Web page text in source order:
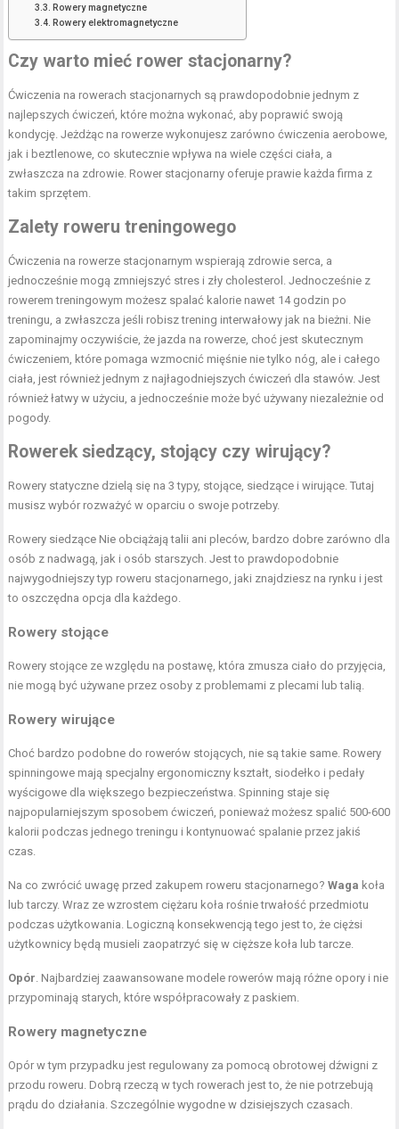
Rowery magnetyczne
Rowery elektromagnetyczne
Czy warto mieć rower stacjonarny?
Ćwiczenia na rowerach stacjonarnych są prawdopodobnie jednym z
najlepszych ćwiczeń, które można wykonać, aby poprawić swoją
kondycję. Jeżdżąc na rowerze wykonujesz zarówno ćwiczenia aerobowe,
jak i beztlenowe, co skutecznie wpływa na wiele części ciała, a
zwłaszcza na zdrowie. Rower stacjonarny oferuje prawie każda firma z
takim sprzętem.
Zalety roweru treningowego
Ćwiczenia na rowerze stacjonarnym wspierają zdrowie serca, a
jednocześnie mogą zmniejszyć stres i zły cholesterol. Jednocześnie z
rowerem treningowym możesz spalać kalorie nawet 14 godzin po
treningu, a zwłaszcza jeśli robisz trening interwałowy jak na bieżni. Nie
zapominajmy oczywiście, że jazda na rowerze, choć jest skutecznym
ćwiczeniem, które pomaga wzmocnić mięśnie nie tylko nóg, ale i całego
ciała, jest również jednym z najłagodniejszych ćwiczeń dla stawów. Jest
również łatwy w użyciu, a jednocześnie może być używany niezależnie od
pogody.
Rowereksiedzący,stojący czy wirujący?
Rowery statyczne dzielą się na 3 typy, stojące, siedzące i wirujące. Tutaj
musisz wybór rozważyć w oparciu o swoje potrzeby.
Rowery siedzące Nie obciążają talii ani pleców, bardzo dobre zarówno dla
osób z nadwagą, jak i osób starszych. Jest to prawdopodobnie
najwygodniejszy typ roweru stacjonarnego, jaki znajdziesz na rynku i jest
to oszczędna opcja dla każdego.
Rowery stojące
Rowery stojące ze względu na postawę, która zmusza ciało do przyjęcia,
nie mogą być używane przez osoby z problemami z plecami lub talią.
Rowery wirujące
Choć bardzo podobne do rowerów stojących, nie są takie same. Rowery
spinningowe mają specjalny ergonomiczny kształt, siodełko i pedały
wyścigowe dla większego bezpieczeństwa. Spinning staje się
najpopularniejszym sposobem ćwiczeń, ponieważ możesz spalić 500-600
kalorii podczas jednego treningu i kontynuować spalanie przez jakiś
czas.
Na co zwrócić uwagę przed zakupem roweru stacjonarnego?Waga koła
lub tarczy. Wraz ze wzrostem ciężaru koła rośnie trwałość przedmiotu
podczas użytkowania. Logiczną konsekwencją tego jest to, że ciężsi
użytkownicy będą musieli zaopatrzyć się w cięższe koła lub tarcze.
Opór . Najbardziej zaawansowane modele rowerów mają różne opory i nie
przypominają starych, które współpracowały z paskiem.
Rowery magnetyczne
Opór w tym przypadku jest regulowany za pomocą obrotowej dźwigni z
przodu roweru. Dobrą rzeczą w tych rowerach jest to, że nie potrzebują
prądu do działania. Szczególnie wygodne w dzisiejszych czasach.